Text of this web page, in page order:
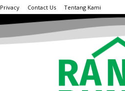
Privacy Contact Us Tentang Kami